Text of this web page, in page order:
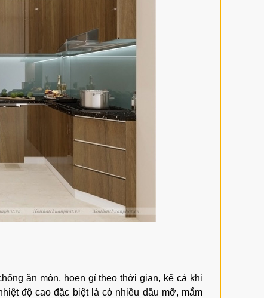
ăn mòn, hoen gỉ theo thời gian, kể cả khi
độ cao đặc biệt là có nhiều dầu mỡ, mắm